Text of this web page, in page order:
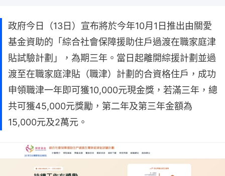
政府今日（13日）宣布將於今年10月1日推出由關愛
基金資助的「綜合社會保障援助住戶過渡在職家庭津
貼試驗計劃」，為期三年。當日起離開綜援計劃並過
渡至在職家庭津貼（職津）計劃的合資格住戶，成功
申領職津一年即可獲10,000元現金獎，若滿三年，總
共可獲45,000元獎勵，第二年及第三年金額為
15,000元及2萬元。